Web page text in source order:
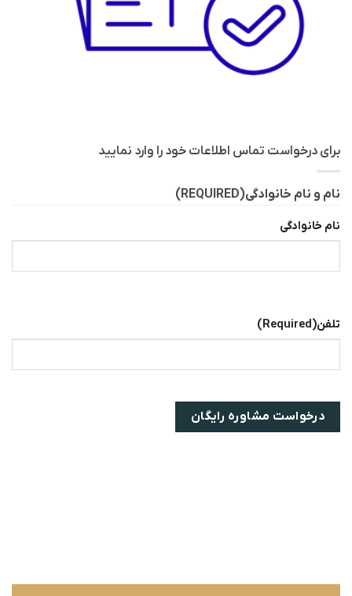
برای درخواست تماس اطلاعات خود را وارد نمایید
نام و نام خانوادگی(REQUIRED)
نام خانوادگی
تلفن(Required)